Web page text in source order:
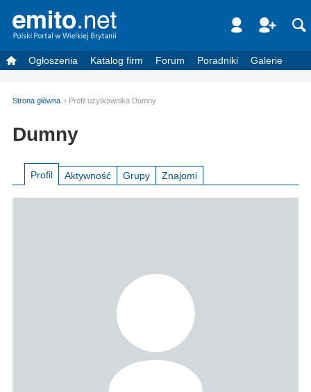
Ogłoszenia Katalog firm Forum Poradniki Galerie
Strona główna Profil użytkownika Dumny
Dumny
Profil Aktywność Grupy Znajomi